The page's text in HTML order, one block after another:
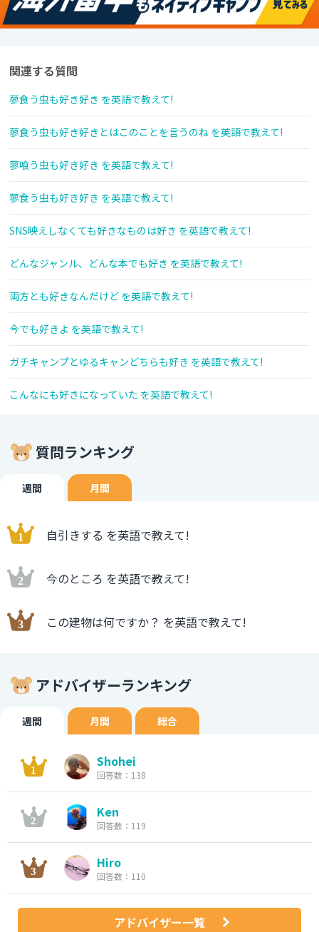
関連する質問
蓼食う虫も好き好き を英語で教えて!
蓼食う虫も好き好きとはこのことを言うのね を英語で教えて!
蓼喰う虫も好き好き を英語で教えて!
蓼食う虫も好き好き を英語で教えて!
SNS映えしなくても好きなものは好き を英語で教えて!
どんなジャンル、どんな本でも好き を英語で教えて!
両方とも好きなんだけど を英語で教えて!
今でも好きよ を英語で教えて!
ガチキャンプとゆるキャンどちらも好き を英語で教えて!
こんなにも好きになっていた を英語で教えて!
質問ランキング
週間 月間
自引きする を英語で教えて!
今のところ を英語で教えて!
この建物は何ですか？ を英語で教えて!
アドバイザーランキング
週間 月間 総合
Shohei
回答数：138
Ken
回答数：119
Hiro
回答数：110
アドバイザー一覧